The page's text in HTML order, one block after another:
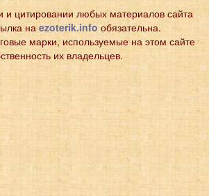
и цитировании любых материалов сайта
наezoterik.info обязательна.
марки, используемые на этом сайте
их владельцев.